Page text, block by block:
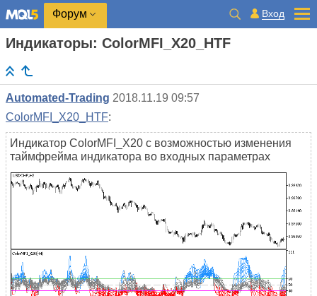
Форум Вход
Индикаторы: ColorMFI_X20_HTF
Automated-Trading 2018.11.19 09:57
ColorMFI_X20_HTF:
Индикатор ColorMFI_X20 с возможностью изменения
таймфрейма индикатора во входных параметрах